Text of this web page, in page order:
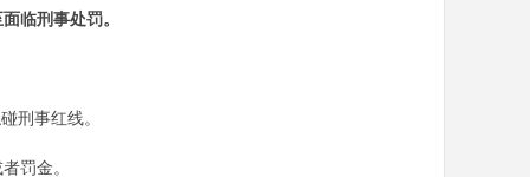
临刑事处罚。
刑事红线。
罚金。